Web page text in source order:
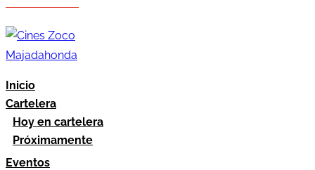
Inicio
Cartelera
Hoy en cartelera
Próximamente
Eventos